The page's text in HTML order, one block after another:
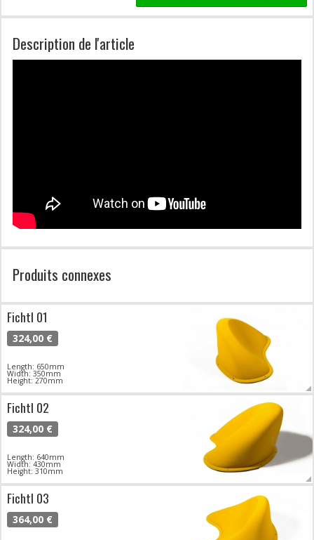
Description de l'article
Produits connexes
Fichtl 01
324,00 €
Length: 650mm
Width: 350mm
Height: 270mm
Fichtl 02
324,00 €
Length: 640mm
Width: 430mm
Height: 310mm
Fichtl 03
364,00 €